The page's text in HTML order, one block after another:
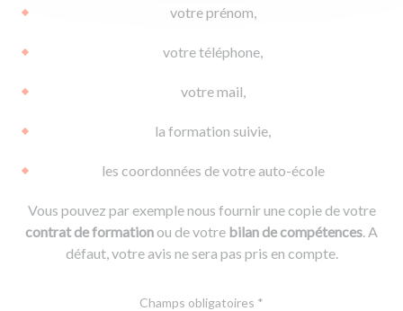
votre prénom,
votre téléphone,
votre mail,
la formation suivie,
les coordonnées de votre auto-école
Vous pouvez par exemple nous fournir une copie de votre
contrat de formationou de votre bilan de compétences. A
défaut, votre avis ne sera pas pris en compte.
Champs obligatoires *